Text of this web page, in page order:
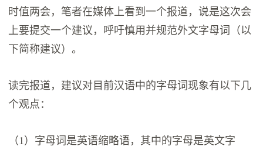
时值两会，笔者在媒体上看到一个报道，说是这次会
上要提交一个建议，呼吁慎用并规范外文字母词（以
下简称建议）。
读完报道，建议对目前汉语中的字母词现象有以下几
个观点：
（1）字母词是英语缩略语，其中的字母是英文字